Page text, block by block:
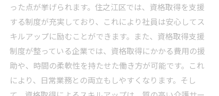
った点が挙げられます。住之江区では、資格取得を支援
する制度が充実しており、これにより社員は安心してス
キルアップに励むことができます。また、資格取得支援
制度が整っている企業では、資格取得にかかる費用の援
助や、時間の柔軟性を持たせた働き方が可能です。これ
により、日常業務との両立もしやすくなります。そし